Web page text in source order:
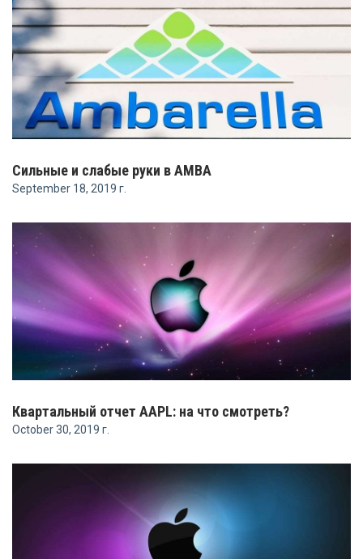
Сильные и слабые руки в AMBA
September 18, 2019 г.
Квартальный отчет AAPL: на что смотреть?
October 30, 2019 г.